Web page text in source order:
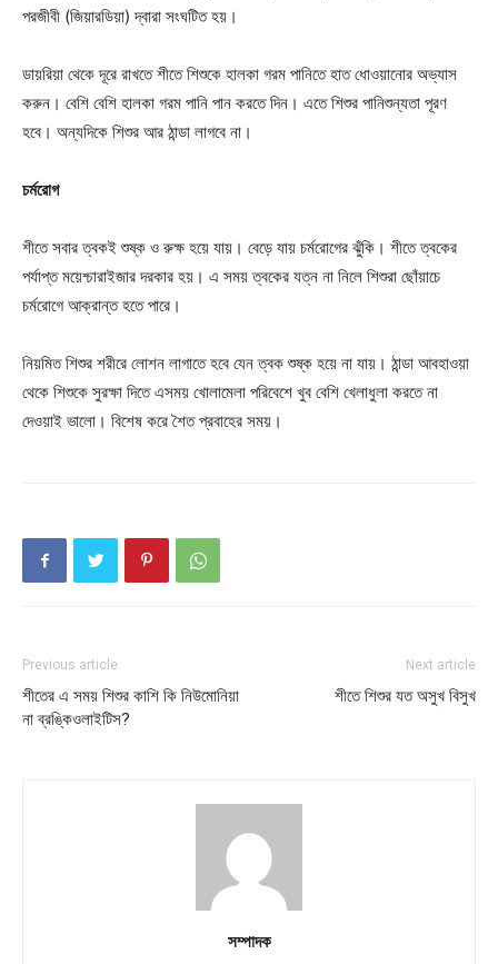
পরজীবী (জিয়ারডিয়া) দ্বারা সংঘটিত হয়।
ডায়রিয়া থেকে দূরে রাখতে শীতে শিশুকে হালকা গরম পানিতে হাত ধোওয়ানোর অভ্যাস
করুন। বেশি বেশি হালকা গরম পানি পান করতে দিন। এতে শিশুর পানিশুন্যতা পূরণ
হবে। অন্যদিকে শিশুর আর ঠান্ডা লাগবে না।
চর্মরোগ
শীতে সবার ত্বকই শুষ্ক ও রুক্ষ হয়ে যায়। বেড়ে যায় চর্মরোগের ঝুঁকি। শীতে ত্বকের
পর্যাপ্ত ময়েশ্চারাইজার দরকার হয়। এ সময় ত্বকের যত্ন না নিলে শিশুরা ছোঁয়াচে
চর্মরোগে আক্রান্ত হতে পারে।
নিয়মিত শিশুর শরীরে লোশন লাগাতে হবে যেন ত্বক শুষ্ক হয়ে না যায়। ঠান্ডা আবহাওয়া
থেকে শিশুকে সুরক্ষা দিতে এসময় খোলামেলা পরিবেশে খুব বেশি খেলাধুলা করতে না
দেওয়াই ভালো। বিশেষ করে শৈত প্রবাহের সময়।
Previous article
শীতের এ সময় শিশুর কাশি কি নিউমোনিয়া
না ব্রঙ্কিওলাইটিস?
Next article
শীতে শিশুর যত অসুখ বিসুখ
সম্পাদক